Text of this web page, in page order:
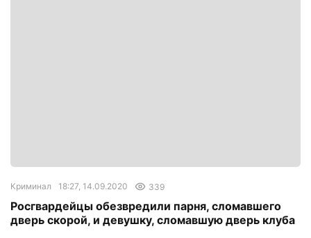
Криминал 18:27, 14.09.2020 339
Росгвардейцы обезвредили парня, сломавшего
дверь скорой, и девушку, сломавшую дверь клуба